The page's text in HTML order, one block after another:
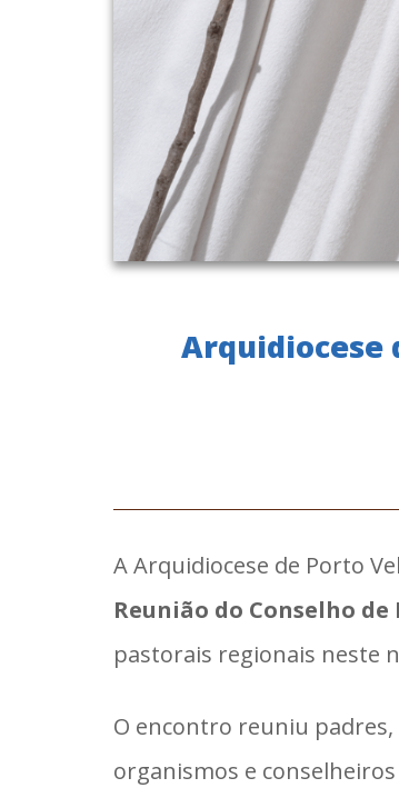
Arquidiocese
A Arquidiocese de Porto
Reunião do Conselho
pastorais regionais neste
O encontro reuniu
organismos e